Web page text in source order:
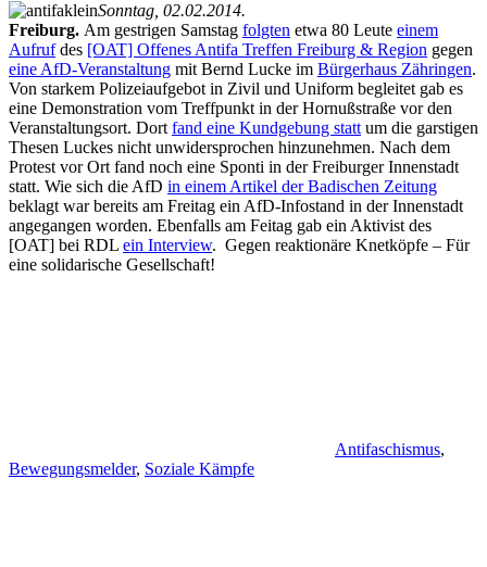
Sonntag, 02.02.2014.
Freiburg. Am gestrigen Samstag folgten etwa 80 Leute einem
Aufrufdes [OAT] Offenes Antifa Treffen Freiburg & Region gegen
eine AfD-Veranstaltung mit Bernd Lucke im Bürgerhaus Zähringen.
Von starkem Polizeiaufgebot in Zivil und Uniform begleitet gab es
eine Demonstration vom Treffpunkt in der Hornußstraße vor den
Veranstaltungsort. Dort fand eine Kundgebung statt um die garstigen
Thesen Luckes nicht unwidersprochen hinzunehmen. Nach dem
Protest vor Ort fand noch eine Sponti in der Freiburger Innenstadt
statt. Wie sich die AfD in einem Artikel der Badischen Zeitung
beklagt war bereits am Freitag ein AfD-Infostand in der Innenstadt
angegangen worden. Ebenfalls am Feitag gab ein Aktivist des
[OAT] bei RDL ein Interview. Gegen reaktionäre Knetköpfe – Für
eine solidarische Gesellschaft!
Antifaschismus,
Bewegungsmelder, Soziale Kämpfe